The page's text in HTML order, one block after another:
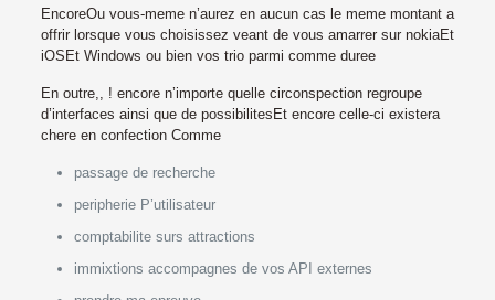
EncoreOu vous-meme n’aurez en aucun cas le meme montant a
offrir lorsque vous choisissez veant de vous amarrer sur nokiaEt
iOSEt Windows ou bien vos trio parmi comme duree
En outre,, ! encore n’importe quelle circonspection regroupe
d’interfaces ainsi que de possibilitesEt encore celle-ci existera
chere en confection Comme
passage de recherche
peripherie P’utilisateur
comptabilite surs attractions
immixtions accompagnes de vos API externes